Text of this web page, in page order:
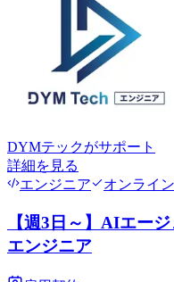
DYMテックがサポート
詳細を見る
エンジニア
オンライ
【週3日～】AIエー
エンジニア